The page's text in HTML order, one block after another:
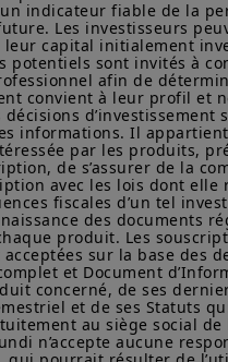
du
Management vous informe que
figurant sur ce site ne sont
une présentation
Ces informations ne sont
dans le temps et être mises à
sans préavis et à tout
à ce site est soumis au respect
française en vigueur et aux
d’accès au site».
d’accéder à notre site, vous
de ces Conditions et les
dans votre intérêt, de
indicateur fiable de la
Les investisseurs
capital initialement
potentiels sont invités à
afin de
convient à leur profil et
d’investissement
informations. Il
par les produits,
de s’assurer de la
avec les lois dont elle
fiscales d’un tel
des documents
produit. Les
sur la base des
et Document
concerné, de ses
et de ses Statuts
au siège social de
n’accepte aucune